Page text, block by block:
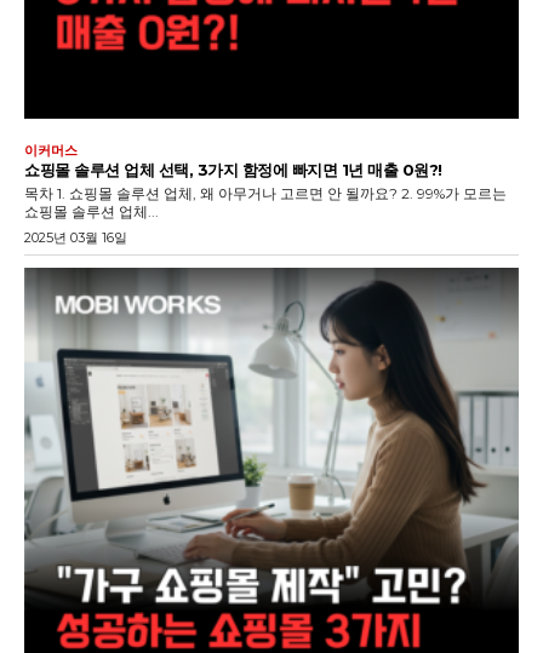
이커머스
쇼핑몰 솔루션 업체 선택, 3가지 함정에 빠지면 1년 매출 0원?!
목차 1. 쇼핑몰 솔루션 업체, 왜 아무거나 고르면 안 될까요? 2. 99%가 모르는
쇼핑몰 솔루션 업체...
2025년 03월 16일